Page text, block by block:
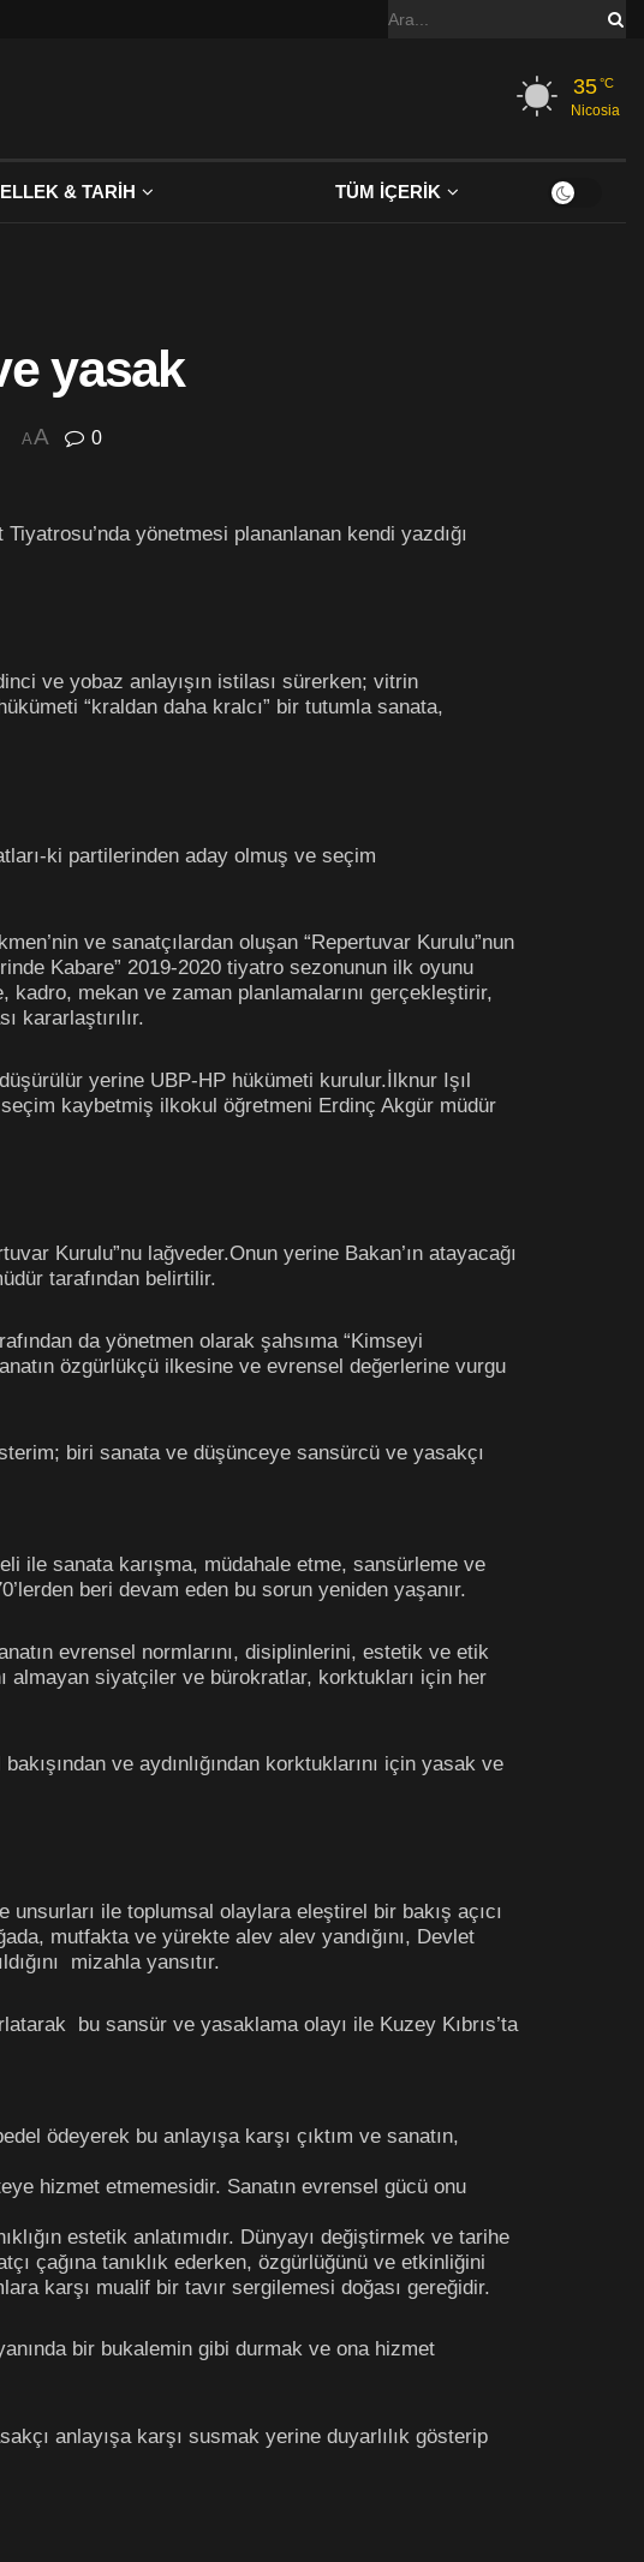
35°C
Nicosia
& TARİH TÜM İÇERİK
yasak
AA 0
yönetmesi plananlanan kendi yazdığı
ve yobaz anlayışın istilası sürerken; vitrin
“kraldan daha kralcı” bir tutumla sanata,
ki partilerinden aday olmuş ve seçim
ve sanatçılardan oluşan “Repertuvar Kurulu”nun
Kabare” 2019-2020 tiyatro sezonunun ilk oyunu
mekan ve zaman planlamalarını gerçekleştirir,
kararlaştırılır.
yerine UBP-HP hükümeti kurulur.İlknur Işıl
kaybetmiş ilkokul öğretmeni Erdinç Akgür müdür
Kurulu”nu lağveder.Onun yerine Bakan’ın atayacağı
tarafından belirtilir.
da yönetmen olarak şahsıma “Kimseyi
özgürlükçü ilkesine ve evrensel değerlerine vurgu
biri sanata ve düşünceye sansürcü ve yasakçı
ile sanata karışma, müdahale etme, sansürleme ve
beri devam eden bu sorun yeniden yaşanır.
evrensel normlarını, disiplinlerini, estetik ve etik
almayan siyatçiler ve bürokratlar, korktukları için her
ve aydınlığından korktuklarını için yasak ve
ile toplumsal olaylara eleştirel bir bakış açıcı
mutfakta ve yürekte alev alev yandığını, Devlet
mizahla yansıtır.
bu sansür ve yasaklama olayı ile Kuzey Kıbrıs’ta
ödeyerek bu anlayışa karşı çıktım ve sanatın,
hizmet etmemesidir. Sanatın evrensel gücü onu
estetik anlatımıdır. Dünyayı değiştirmek ve tarihe
çağına tanıklık ederken, özgürlüğünü ve etkinliğini
karşı mualif bir tavır sergilemesi doğası gereğidir.
bir bukalemin gibi durmak ve ona hizmet
anlayışa karşı susmak yerine duyarlılık gösterip